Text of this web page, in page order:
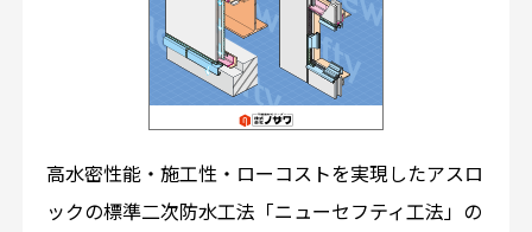
高水密性能・施工性・ローコストを実現したアスロ
ックの標準二次防水工法「ニューセフティ工法」の